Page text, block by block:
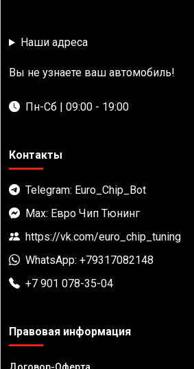
Наши адреса
Вы не узнаете ваш автомобиль!
Пн-Сб | 09:00 - 19:00
Контакты
Telegram: Euro_Chip_Bot
Max: Евро Чип Тюнинг
https://vk.com/euro_chip_tuning
WhatsApp: +79317082148
+7 901 078-35-04
Правовая информация